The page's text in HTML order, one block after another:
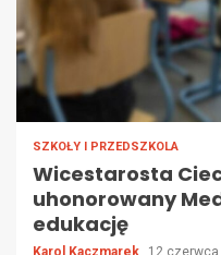
SZKOŁY I PRZEDSZKOLA
Wicestarosta
uhonorowany
edukację
Karol Kaczmarek 12 czerwca